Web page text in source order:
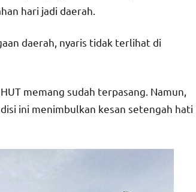
hari jadi daerah.
daerah, nyaris tidak terlihat di
memang sudah terpasang. Namun,
ini menimbulkan kesan setengah hati